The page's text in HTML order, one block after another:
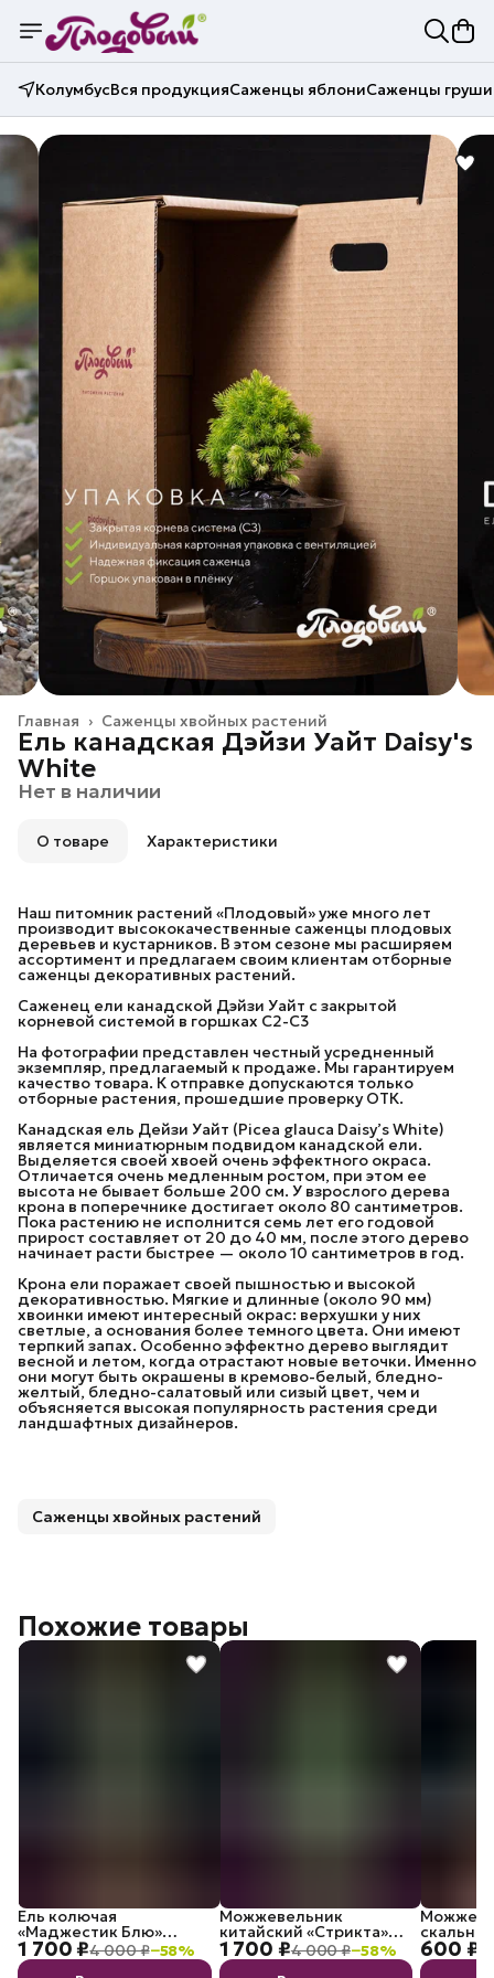
КолумбусВся продукцияСаженцы яблониСаженцы груши
Саженцы хвойных растений
Главная ›
Ель канадская Дэйзи Уайт Daisy's
White
Нет в наличии
О товаре Характеристики
Наш питомник растений «Плодовый» уже много лет
производит высококачественные саженцы плодовых
деревьев и кустарников. В этом сезоне мы расширяем
ассортимент и предлагаем своим клиентам отборные
саженцы декоративных растений.
Саженец ели канадской Дэйзи Уайт с закрытой
корневой системой в горшках С2-С3
На фотографии представлен честный усредненный
экземпляр, предлагаемый к продаже. Мы гарантируем
качество товара. К отправке допускаются только
отборные растения, прошедшие проверку ОТК.
Канадская ель Дейзи Уайт (Picea glauca Daisy’s White)
является миниатюрным подвидом канадской ели.
Выделяется своей хвоей очень эффектного окраса.
Отличается очень медленным ростом, при этом ее
высота не бывает больше 200 см. У взрослого дерева
крона в поперечнике достигает около 80 сантиметров.
Пока растению не исполнится семь лет его годовой
прирост составляет от 20 до 40 мм, после этого дерево
начинает расти быстрее — около 10 сантиметров в год.
Крона ели поражает своей пышностью и высокой
декоративностью. Мягкие и длинные (около 90 мм)
хвоинки имеют интересный окрас: верхушки у них
светлые, а основания более темного цвета. Они имеют
терпкий запах. Особенно эффектно дерево выглядит
весной и летом, когда отрастают новые веточки. Именно
они могут быть окрашены в кремово-белый, бледно-
желтый, бледно-салатовый или сизый цвет, чем и
объясняется высокая популярность растения среди
ландшафтных дизайнеров.
Саженцы хвойных растений
Похожие товары
1 700 ₽4 000 ₽−58%
Ель колючая
«Маджестик Блю»
саженец С3
1 700 ₽4 000 ₽−58%
Можжевельник
китайский «Стрикта»
Экстра С3
600 ₽
саженец